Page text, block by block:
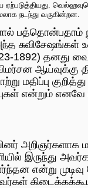
ஏற்படுத்தியது.
நடந்து வருகின்றன.
பத்தொன்பதாம்
அந்த
1892) தனது
ஆய்வுக்கு
மதிப்பு
என்றும் எனவே
அறிஞர்களாக
இருந்து
என்று